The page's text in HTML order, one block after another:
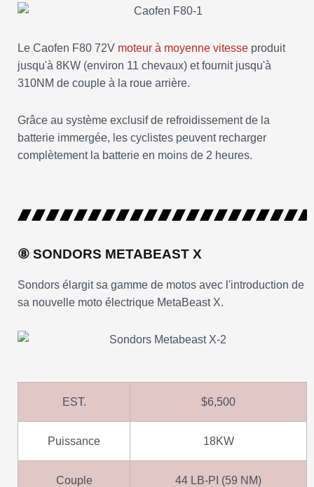
Le Caofen F80 72V moteur à moyenne vitesse produit
jusqu'à 8KW (environ 11 chevaux) et fournit jusqu'à
310NM de couple à la roue arrière.
Grâce au système exclusif de refroidissement de la
batterie immergée, les cyclistes peuvent recharger
complètement la batterie en moins de 2 heures.
⑧ SONDORS METABEAST X
Sondors élargit sa gamme de motos avec l'introduction de
sa nouvelle moto électrique MetaBeast X.
EST. $6,500
Puissance 18KW
Couple 44 LB-PI (59 NM)